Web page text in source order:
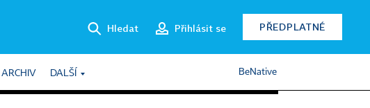
Hledat Přihlásit se PŘEDPLATNÉ
ARCHIV DALŠÍ BeNative